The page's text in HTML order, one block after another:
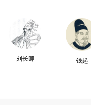
刘长卿 钱起